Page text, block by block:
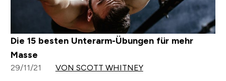
Die 15 besten Unterarm-Übungen für mehr
Masse
29/11/21 VON SCOTT WHITNEY